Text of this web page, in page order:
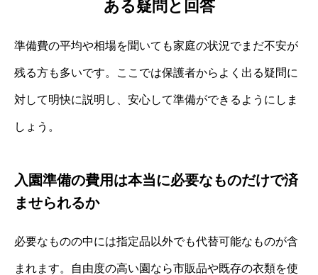
ある疑問と回答
準備費の平均や相場を聞いても家庭の状況でまだ不安が
残る方も多いです。ここでは保護者からよく出る疑問に
対して明快に説明し、安心して準備ができるようにしま
しょう。
入園準備の費用は本当に必要なものだけで済
ませられるか
必要なものの中には指定品以外でも代替可能なものが含
まれます。自由度の高い園なら市販品や既存の衣類を使